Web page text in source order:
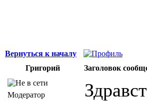
Вернуться к началу
Григорий
Заголовок
Модератор